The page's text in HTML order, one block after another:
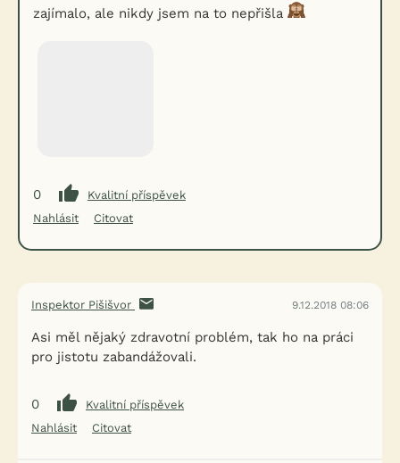
zajímalo, ale nikdy jsem na to nepřišla
0
Kvalitní příspěvek
Nahlásit
Citovat
Inspektor Pišišvor 9.12.2018 08:06
Asi měl nějaký zdravotní problém, tak ho na práci
pro jistotu zabandážovali.
0
Kvalitní příspěvek
Nahlásit
Citovat